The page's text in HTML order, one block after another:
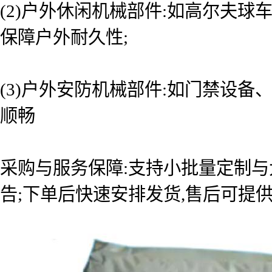
(2)户外休闲机械部件:如高尔夫球
保障户外耐久性;
(3)户外安防机械部件:如门禁设备
顺畅
采购与服务保障:支持小批量定制
告;下单后快速安排发货,售后可提